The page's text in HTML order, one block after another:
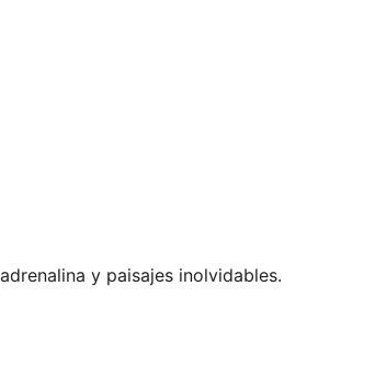
y paisajes inolvidables.